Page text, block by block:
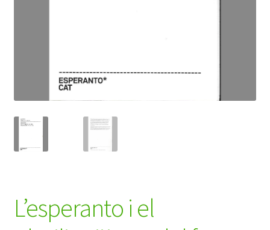
L’esperanto i el